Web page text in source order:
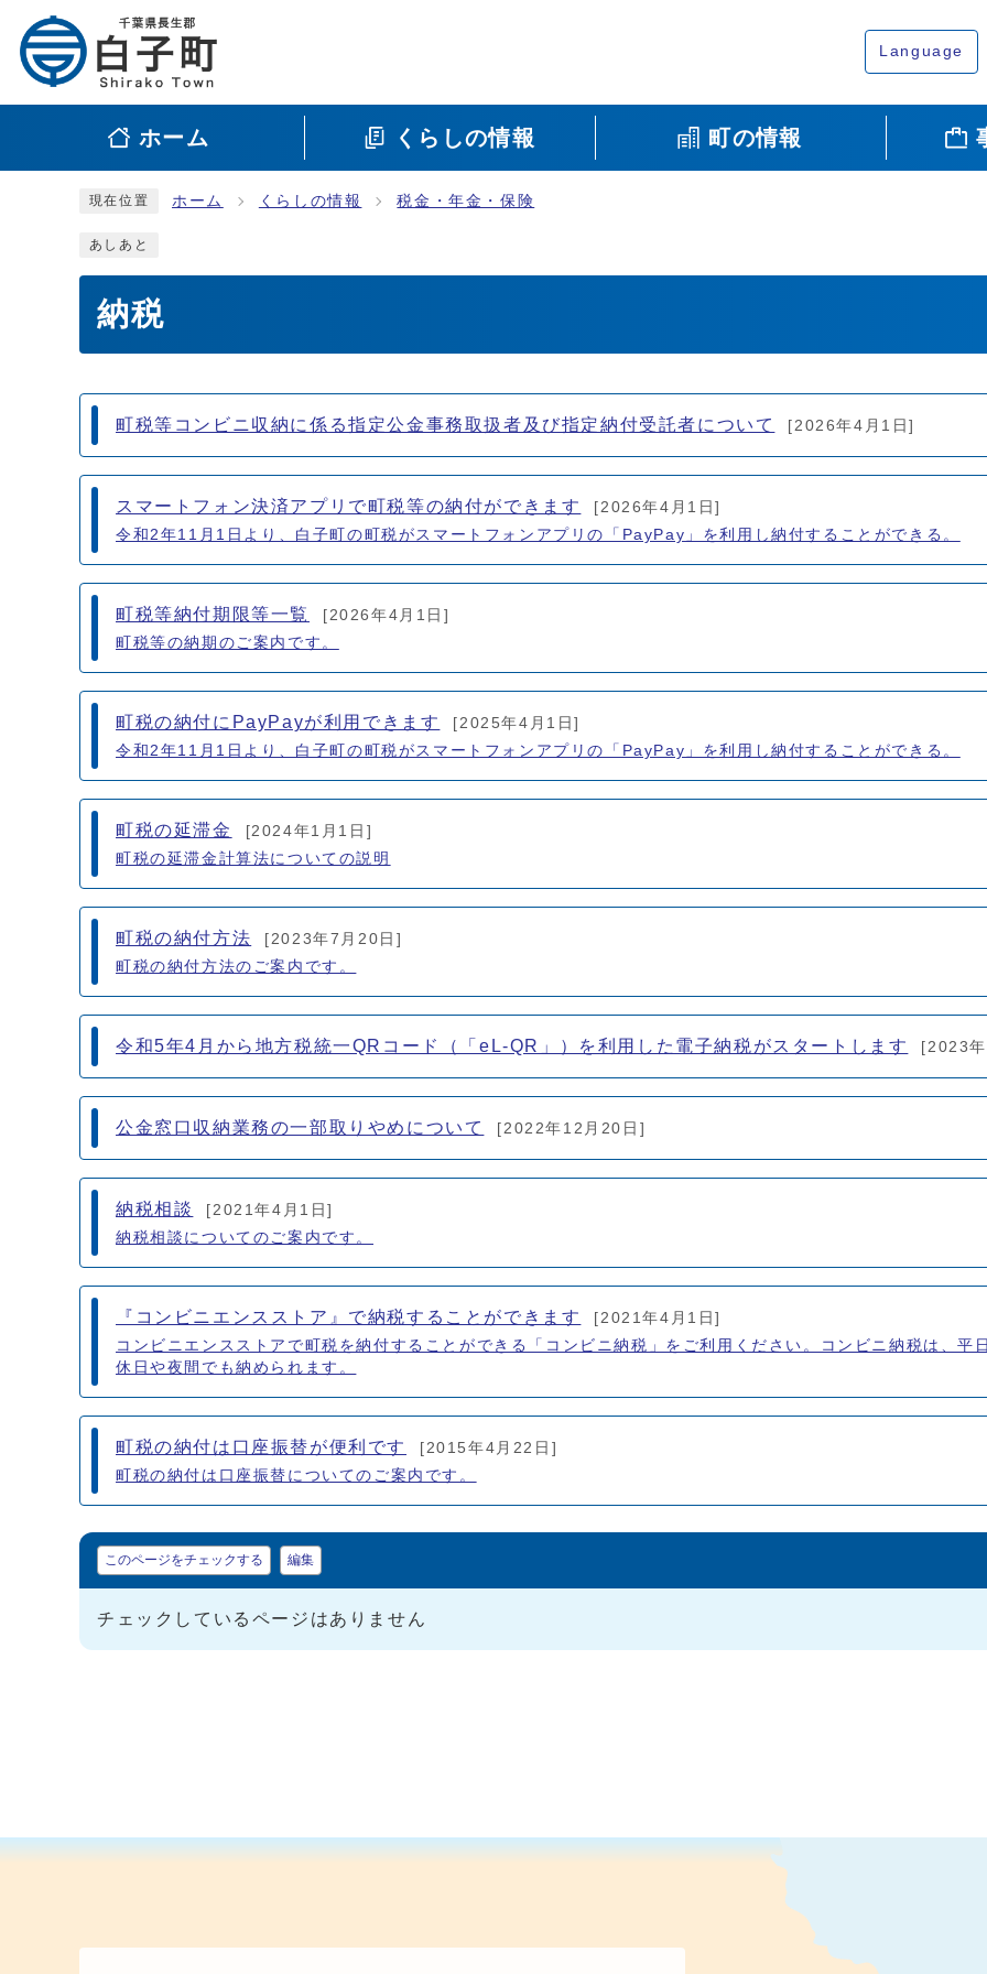
Language
ホーム くらしの情報 町の情報
現在位置 ホーム くらしの情報 税金・年金・保険
あしあと
納税
メインメニュー
町税等コンビニ収納に係る指定公金事務取扱者及び指定納付受託者について [2026年4月1日]
スマートフォン決済アプリで町税等の納付ができます
[2026年4月1日]
令和2年11月1日より、白子町の町税がスマートフォンアプリの「PayPay」を利用し納付することができる。
町税等納付期限等一覧
[2026年4月1日]
町税等の納期のご案内です。
町税の納付にPayPayが利用できます
[2025年4月1日]
令和2年11月1日より、白子町の町税がスマートフォンアプリの「PayPay」を利用し納付することができる。
町税の延滞金
[2024年1月1日]
町税の延滞金計算法についての説明
町税の納付方法
[2023年7月20日]
町税の納付方法のご案内です。
令和5年4月から地方税統一QRコード（「eL-QR」）を利用した電子納税がスタートします [2023
公金窓口収納業務の一部取りやめについて [2022年12月20日]
納税相談
[2021年4月1日]
納税相談についてのご案内です。
『コンビニエンスストア』で納税することができます
[2021年4月1日]
コンビニエンスストアで町税を納付することができる「コンビニ納税」をご利用ください。コンビニ納税は、平
休日や夜間でも納められます。
町税の納付は口座振替が便利です
[2015年4月22日]
町税の納付は口座振替についてのご案内です。
マイページ
このページをチェックする 編集
チェックしているページはありません